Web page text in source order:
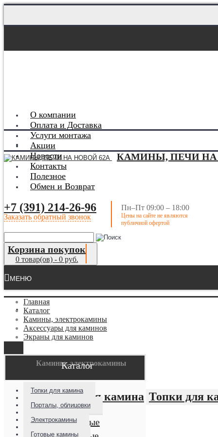
О компании
Оплата и Доставка
Услуги монтажа
Акции
Новости
Контакты
Полезное
Обмен и Возврат
КАМИНЫ, ПЕЧИ НА
+7 (391) 214-26-96
Заказать обратный звонок
Пн–Пт 09:00 – 18:00
Цены на сайте не являются
публичной офертой
Корзина покупок
0 товар(ов) - 0 руб.
МЕНЮ
Камины
Камины, электрокамины
Топки для
Чугунные
Главная
Каталог
Камины, электрокамины
Аксессуары для каминов
Экраны для каминов
Каталог
Топки для камина
Порталы, облицовки
Электрокамины
Готовые камины